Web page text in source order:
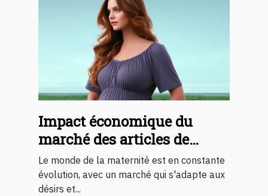
Impact économique du
marché des articles de
grossesse personnalisés
Le monde de la maternité est en constante
évolution, avec un marché qui s'adapte aux
désirs et...